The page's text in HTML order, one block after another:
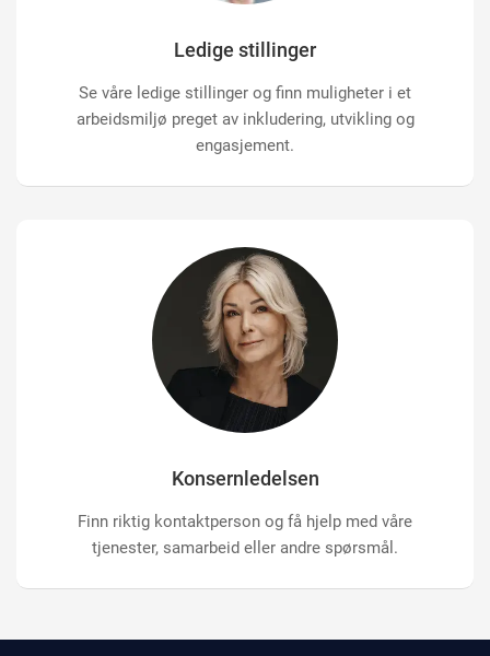
Ledige stillinger
Se våre ledige stillinger og finn muligheter i et
arbeidsmiljø preget av inkludering, utvikling og
engasjement.
Konsernledelsen
Finn riktig kontaktperson og få hjelp med våre
tjenester, samarbeid eller andre spørsmål.